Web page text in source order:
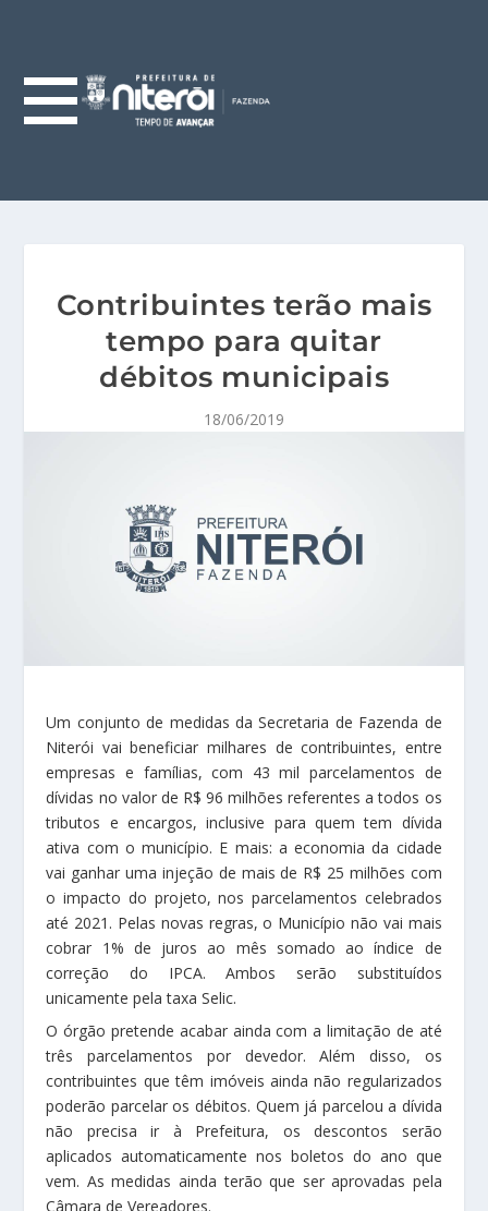
Contribuintes terão mais
tempo para quitar
débitos municipais
18/06/2019
Um conjunto de medidas da Secretaria de Fazenda de
Niterói vai beneficiar milhares de contribuintes, entre
empresas e famílias, com 43 mil parcelamentos de
dívidas no valor de R$ 96 milhões referentes a todos os
tributos e encargos, inclusive para quem tem dívida
ativa com o município. E mais: a economia da cidade
vai ganhar uma injeção de mais de R$ 25 milhões com
o impacto do projeto, nos parcelamentos celebrados
até 2021. Pelas novas regras, o Município não vai mais
cobrar 1% de juros ao mês somado ao índice de
correção do IPCA. Ambos serão substituídos
unicamente pela taxa Selic.
O órgão pretende acabar ainda com a limitação de até
três parcelamentos por devedor. Além disso, os
contribuintes que têm imóveis ainda não regularizados
poderão parcelar os débitos. Quem já parcelou a dívida
não precisa ir à Prefeitura, os descontos serão
aplicados automaticamente nos boletos do ano que
vem. As medidas ainda terão que ser aprovadas pela
Câmara de Vereadores.